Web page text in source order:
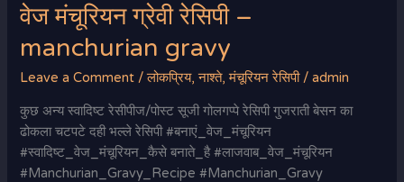
वेज मंचूरियन ग्रेवी रेसिपी –
manchurian gravy
Leave a Comment /लोकप्रिय,नाश्ते,मंचूरियन रेसिपी/admin
कुछ अन्य स्वादिष्ट रेसीपीज/पोस्ट सूजी गोलगप्पे रेसिपी गुजराती बेसन का
ढोकला चटपटे दही भल्ले रेसिपी #बनाएं_वेज_मंचूरियन
#स्वादिष्ट_वेज_मंचूरियन_कैसे बनाते_है #लाजवाब_वेज_मंचूरियन
#Manchurian_Gravy_Recipe #Manchurian_Gravy